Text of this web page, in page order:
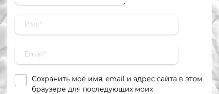
Сохранить моё имя, email и адрес сайта в этом
браузере для последующих моих